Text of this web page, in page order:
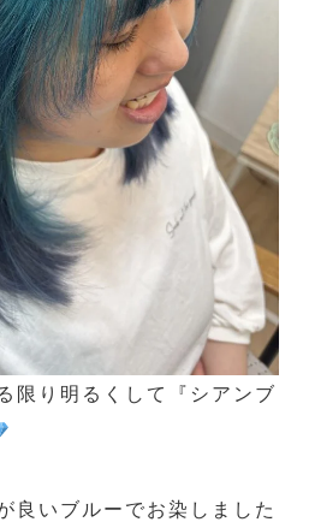
限り明るくして『シアンブ
良いブルーでお染しました